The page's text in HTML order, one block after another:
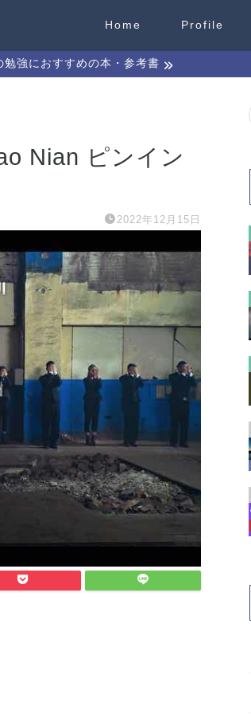
Home Profile
勉強におすすめの本・参考書
Nian ピンイン
2022年12月15日